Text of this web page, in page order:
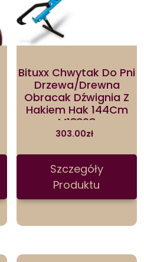
Bituxx Chwytak Do Pni
Drzewa/Drewna
Obracak Dźwignia Z
Hakiem Hak 144Cm
M18368
303.00zł
Szczegóły
Produktu